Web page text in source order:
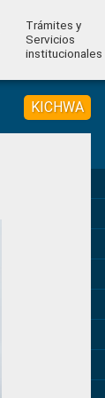
Trámites y
Servicios
institucionales
KICHWA